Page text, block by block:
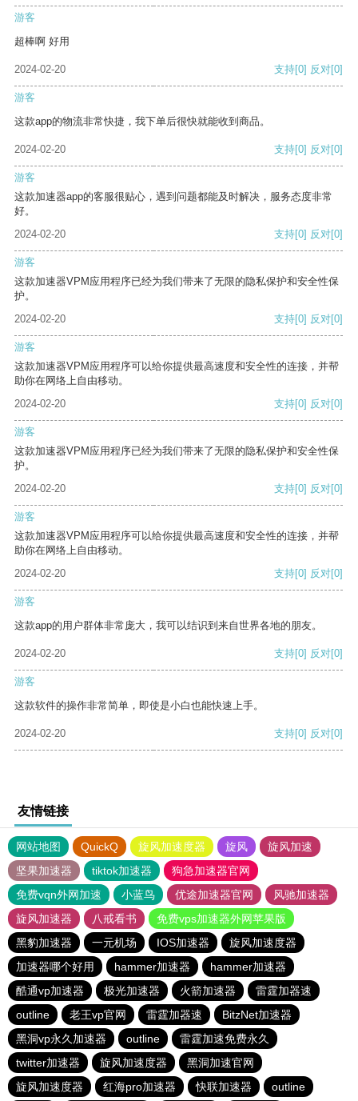
游客
超棒啊 好用
2024-02-20 支持[0] 反对[0]
游客
这款app的物流非常快捷，我下单后很快就能收到商品。
2024-02-20 支持[0] 反对[0]
游客
这款加速器app的客服很贴心，遇到问题都能及时解决，服务态度非常
好。
2024-02-20
支持[0] 反对[0]
游客
这款加速器VPM应用程序已经为我们带来了无限的隐私保护和安全性保
护。
2024-02-20
支持[0] 反对[0]
游客
这款加速器VPM应用程序可以给你提供最高速度和安全性的连接，并帮
助你在网络上自由移动。
2024-02-20
支持[0] 反对[0]
游客
这款加速器VPM应用程序已经为我们带来了无限的隐私保护和安全性保
护。
2024-02-20
支持[0] 反对[0]
游客
这款加速器VPM应用程序可以给你提供最高速度和安全性的连接，并帮
助你在网络上自由移动。
2024-02-20
支持[0] 反对[0]
游客
这款app的用户群体非常庞大，我可以结识到来自世界各地的朋友。
2024-02-20 支持[0] 反对[0]
游客
这款软件的操作非常简单，即使是小白也能快速上手。
2024-02-20 支持[0] 反对[0]
友情链接
网站地图 QuickQ 旋风加速度器 旋风
旋风加速
坚果加速器
tiktok加速器
狗急加速器官网
免费vqn外网加速
小蓝鸟 优途加速器官网
风驰加速器
旋风加速器
八戒看书
免费vps加速器外网苹果版
黑豹加速器
一元机场 IOS加速器
旋风加速度器
加速器哪个好用
hammer加速器
hammer加速器
酷通vp加速器
极光加速器 火箭加速器
雷霆加器速
outline
老王vp官网 雷霆加器速
BitzNet加速器
黑洞vp永久加速器
outline
雷霆加速免费永久
twitter加速器
旋风加速度器
黑洞加速官网
旋风加速度器
红海pro加速器 快联加速器 outline